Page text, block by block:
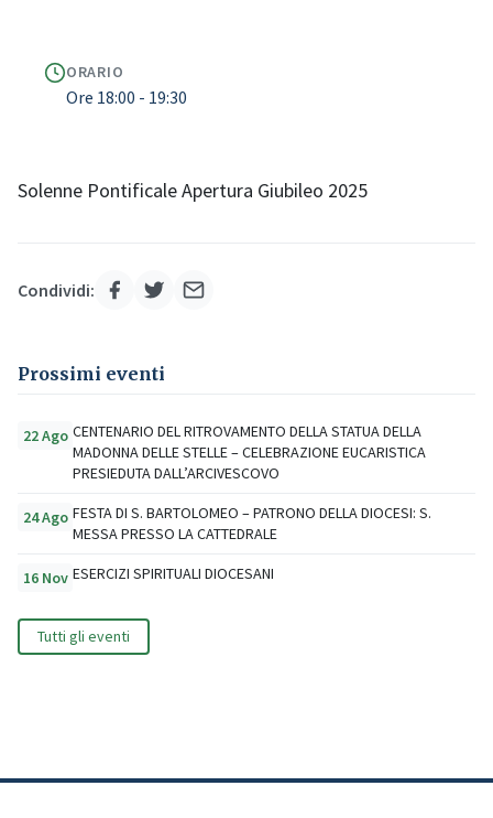
ORARIO
Ore 18:00 - 19:30
Solenne Pontificale Apertura Giubileo 2025
Condividi:
Prossimi eventi
22 Ago CENTENARIO DEL RITROVAMENTO DELLA STATUA DELLA
MADONNA DELLE STELLE – CELEBRAZIONE EUCARISTICA
PRESIEDUTA DALL’ARCIVESCOVO
24 Ago FESTA DI S. BARTOLOMEO – PATRONO DELLA DIOCESI: S.
MESSA PRESSO LA CATTEDRALE
16 Nov ESERCIZI SPIRITUALI DIOCESANI
Tutti gli eventi